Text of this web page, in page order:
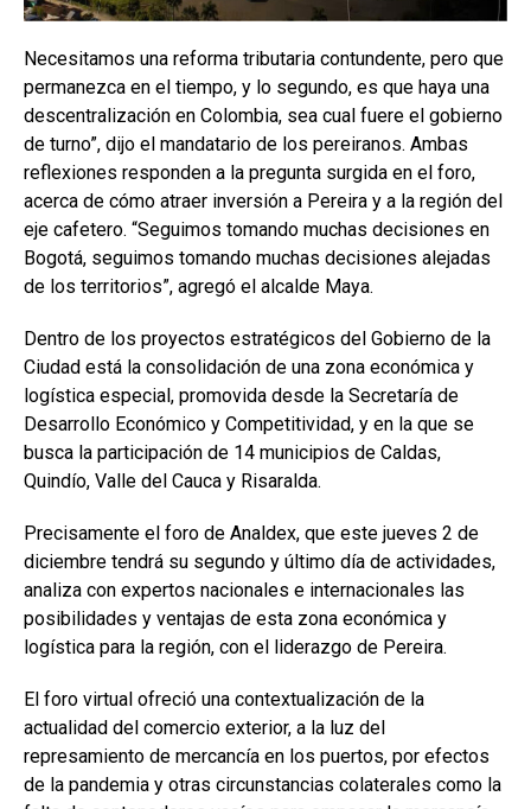
Necesitamos una reforma tributaria contundente, pero que
permanezca en el tiempo, y lo segundo, es que haya una
descentralización en Colombia, sea cual fuere el gobierno
de turno”, dijo el mandatario de los pereiranos. Ambas
reflexiones responden a la pregunta surgida en el foro,
acerca de cómo atraer inversión a Pereira y a la región del
eje cafetero. “Seguimos tomando muchas decisiones en
Bogotá, seguimos tomando muchas decisiones alejadas
de los territorios”, agregó el alcalde Maya.
Dentro de los proyectos estratégicos del Gobierno de la
Ciudad está la consolidación de una zona económica y
logística especial, promovida desde la Secretaría de
Desarrollo Económico y Competitividad, y en la que se
busca la participación de 14 municipios de Caldas,
Quindío, Valle del Cauca y Risaralda.
Precisamente el foro de Analdex, que este jueves 2 de
diciembre tendrá su segundo y último día de actividades,
analiza con expertos nacionales e internacionales las
posibilidades y ventajas de esta zona económica y
logística para la región, con el liderazgo de Pereira.
El foro virtual ofreció una contextualización de la
actualidad del comercio exterior, a la luz del
represamiento de mercancía en los puertos, por efectos
de la pandemia y otras circunstancias colaterales como la